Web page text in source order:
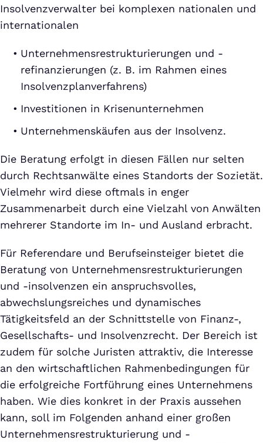
Insolvenzverwalter bei komplexen nationalen und
internationalen
Unternehmensrestrukturierungen und -
refinanzierungen (z. B. im Rahmen eines
Insolvenzplanverfahrens)
Investitionen in Krisenunternehmen
Unternehmenskäufen aus der Insolvenz.
Die Beratung erfolgt in diesen Fällen nur selten
durch Rechtsanwälte eines Standorts der Sozietät.
Vielmehr wird diese oftmals in enger
Zusammenarbeit durch eine Vielzahl von Anwälten
mehrerer Standorte im In- und Ausland erbracht.
Für Referendare und Berufseinsteiger bietet die
Beratung von Unternehmensrestrukturierungen
und -insolvenzen ein anspruchsvolles,
abwechslungsreiches und dynamisches
Tätigkeitsfeld an der Schnittstelle von Finanz-,
Gesellschafts- und Insolvenzrecht. Der Bereich ist
zudem für solche Juristen attraktiv, die Interesse
an den wirtschaftlichen Rahmenbedingungen für
die erfolgreiche Fortführung eines Unternehmens
haben. Wie dies konkret in der Praxis aussehen
kann, soll im Folgenden anhand einer großen
Unternehmensrestrukturierung und -